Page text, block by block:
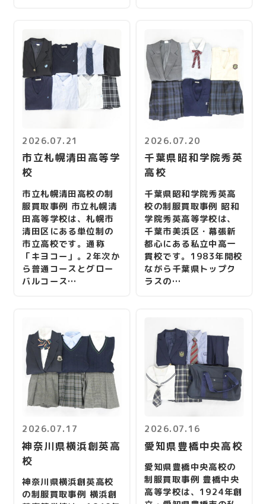
2026.07.21
市立札幌清田高等学
校
市立札幌清田高校の制
服買取事例 市立札幌清
田高等学校は、札幌市
清田区にある単位制の
市立高校です。通称
「キヨコー」。2年次か
ら普通コースとグロー
バルコース…
2026.07.20
千葉県昭和学院秀英
高校
千葉県昭和学院秀英高
校の制服買取事例 昭和
学院秀英高等学校は、
千葉市美浜区・幕張新
都心にある私立中高一
貫校です。1983年開校
ながら千葉県トップク
ラスの…
2026.07.17
神奈川県横浜創英高
校
神奈川県横浜創英高校
の制服買取事例 横浜創
2026.07.16
愛知県豊橋中央高校
愛知県豊橋中央高校の
制服買取事例 豊橋中央
高等学校は、1924年創